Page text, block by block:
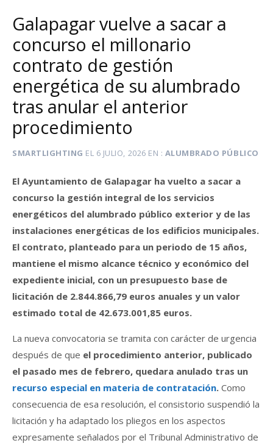
Galapagar vuelve a sacar a
concurso el millonario
contrato de gestión
energética de su alumbrado
tras anular el anterior
procedimiento
SMARTLIGHTING EL 6 JULIO, 2026 EN ALUMBRADO PÚBLICO
El Ayuntamiento de Galapagar ha vuelto a sacar a
concurso la gestión integral de los servicios
energéticos del alumbrado público exterior y de las
instalaciones energéticas de los edificios municipales.
El contrato, planteado para un periodo de 15 años,
mantiene el mismo alcance técnico y económico del
expediente inicial, con un presupuesto base de
licitación de 2.844.866,79 euros anuales y un valor
estimado total de 42.673.001,85 euros.
La nueva convocatoria se tramita con carácter de urgencia
después de que el procedimiento anterior, publicado
el pasado mes de febrero, quedara anulado tras un
recurso especial en materia de contratación. Como
consecuencia de esa resolución, el consistorio suspendió la
licitación y ha adaptado los pliegos en los aspectos
expresamente señalados por el Tribunal Administrativo de